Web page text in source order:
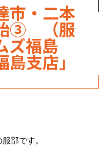
市・二本
③ （服
ズ福島
支店」
部です。